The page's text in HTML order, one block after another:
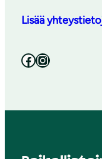
Lisää
Facebook Instagram